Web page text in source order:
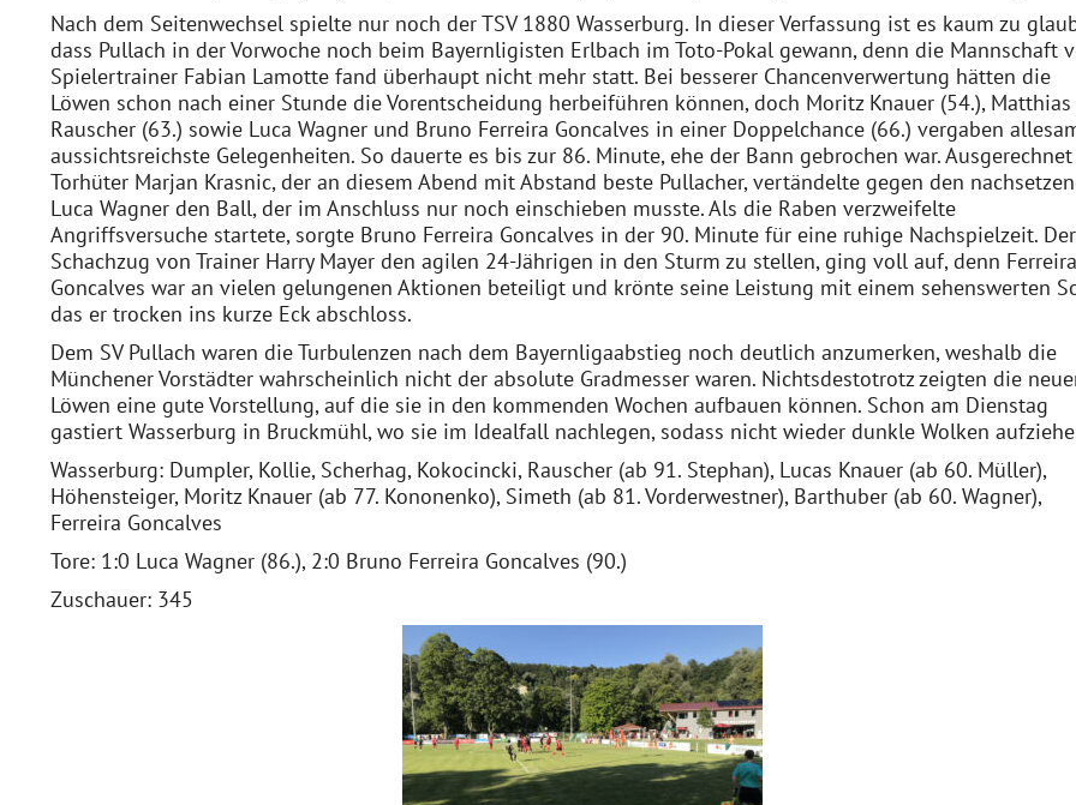
Nach dem Seitenwechsel spielte nur noch der TSV 1880 Wasserburg. In dieser Verfassung ist es kaum zu
dass Pullach in der Vorwoche noch beim Bayernligisten Erlbach im Toto-Pokal gewann, denn die Mannschaft
Spielertrainer Fabian Lamotte fand überhaupt nicht mehr statt. Bei besserer Chancenverwertung hätten die
Löwen schon nach einer Stunde die Vorentscheidung herbeiführen können, doch Moritz Knauer (54.), Matthias
Rauscher (63.) sowie Luca Wagner und Bruno Ferreira Goncalves in einer Doppelchance (66.) vergaben
aussichtsreichste Gelegenheiten. So dauerte es bis zur 86. Minute, ehe der Bann gebrochen war. Ausgerechnet
Torhüter Marjan Krasnic, der an diesem Abend mit Abstand beste Pullacher, vertändelte gegen den
Luca Wagner den Ball, der im Anschluss nur noch einschieben musste. Als die Raben verzweifelte
Angriffsversuche startete, sorgte Bruno Ferreira Goncalves in der 90. Minute für eine ruhige Nachspielzeit. Der
Schachzug von Trainer Harry Mayer den agilen 24-Jährigen in den Sturm zu stellen, ging voll auf, denn Ferreira
Goncalves war an vielen gelungenen Aktionen beteiligt und krönte seine Leistung mit einem sehenswerten
das er trocken ins kurze Eck abschloss.
Dem SV Pullach waren die Turbulenzen nach dem Bayernligaabstieg noch deutlich anzumerken, weshalb die
Münchener Vorstädter wahrscheinlich nicht der absolute Gradmesser waren. Nichtsdestotrotz zeigten die
Löwen eine gute Vorstellung, auf die sie in den kommenden Wochen aufbauen können. Schon am Dienstag
gastiert Wasserburg in Bruckmühl, wo sie im Idealfall nachlegen, sodass nicht wieder dunkle Wolken
Wasserburg: Dumpler, Kollie, Scherhag, Kokocincki, Rauscher (ab 91. Stephan), Lucas Knauer (ab 60. Müller),
Höhensteiger, Moritz Knauer (ab 77. Kononenko), Simeth (ab 81. Vorderwestner), Barthuber (ab 60. Wagner),
Ferreira Goncalves
Tore: 1:0 Luca Wagner (86.), 2:0 Bruno Ferreira Goncalves (90.)
Zuschauer: 345